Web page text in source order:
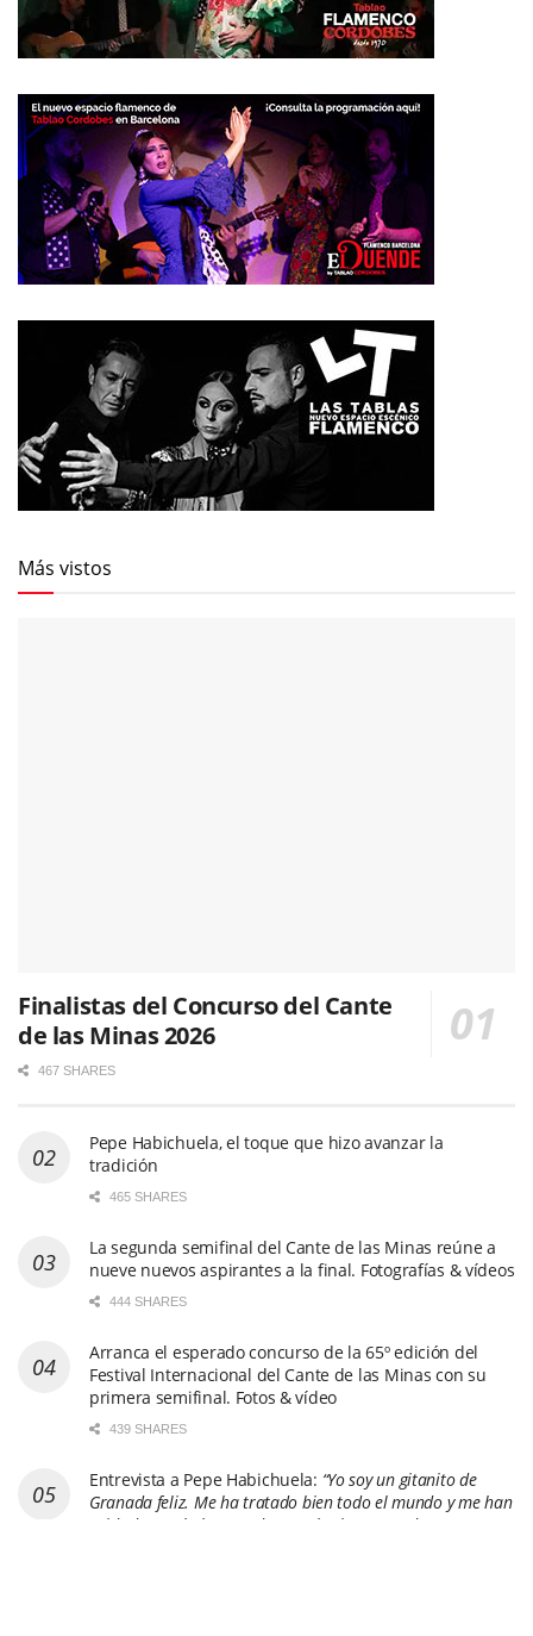
Más vistos
Finalistas del Concurso del Cante
de las Minas 2026
467 SHARES
Pepe Habichuela, el toque que hizo avanzar la
tradición
465 SHARES
La segunda semifinal del Cante de las Minas reúne a
nueve nuevos aspirantes a la final. Fotografías & vídeos
444 SHARES
Arranca el esperado concurso de la 65º edición del
Festival Internacional del Cante de las Minas con su
primera semifinal. Fotos & vídeo
439 SHARES
Entrevista a Pepe Habichuela: “Yo soy un gitanito de
Granada feliz. Me ha tratado bien todo el mundo y me han
cuidado. Me la he gozado y me la sigo gozando”